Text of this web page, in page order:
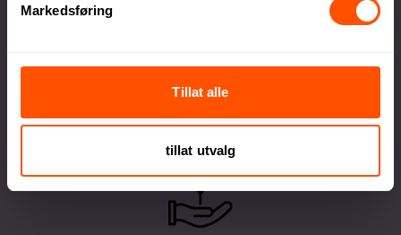
Markedsføring
Tillat alle
tillat utvalg
Ekspressortiment
Utvalgte lagerførte produkter tilgjengelige